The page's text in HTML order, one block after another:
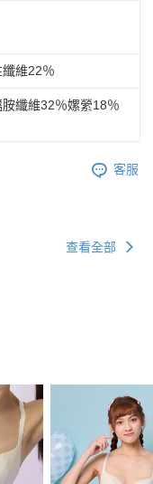
維22％
纖維32％嫘縈18％
客服
查看全部